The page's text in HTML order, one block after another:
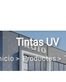
Tintas UV
> Productos>